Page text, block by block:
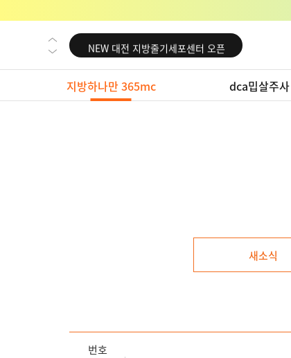
NEW 교대 지방줄기세포센터 오픈
NEW 대전 지방줄기세포센터 오픈
NEW 노원 지방줄기세포센터 오픈
NEW 미국 LA점 오픈
NEW 미국 LA점 오픈
지방하나만 365mc dca밉살주사
새소식
번호